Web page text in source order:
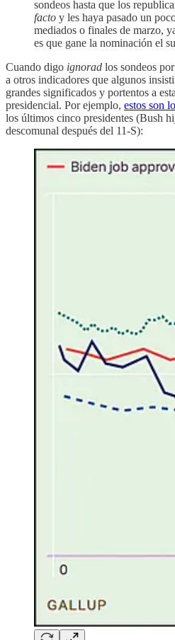
sondeos hasta que los
facto y les haya pasado un
mediados o finales de marzo,
es que gane la nominación el
Cuando digo ignorad los sondeos
a otros indicadores que algunos
grandes significados y portentos a
presidencial. Por ejemplo, estos son
los últimos cinco presidentes (Bush
descomunal después del 11-S):